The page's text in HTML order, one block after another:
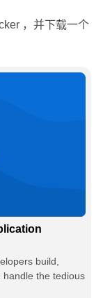
，并下载一个
build,
the tedious